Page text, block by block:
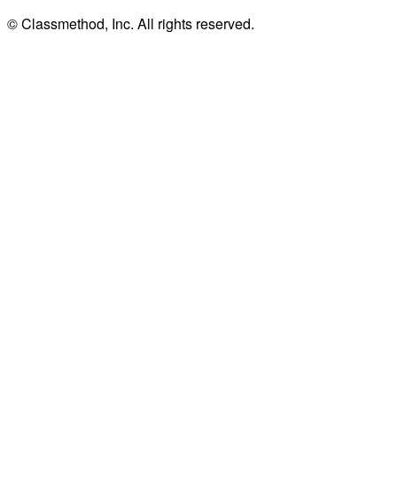
© Classmethod, Inc. All rights reserved.